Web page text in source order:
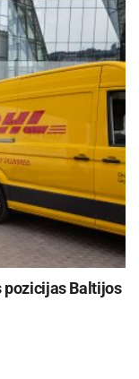
nes mes
pozicijas Baltijos